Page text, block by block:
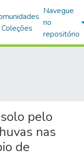
Navegue
no
repositório
pelo
nas
de